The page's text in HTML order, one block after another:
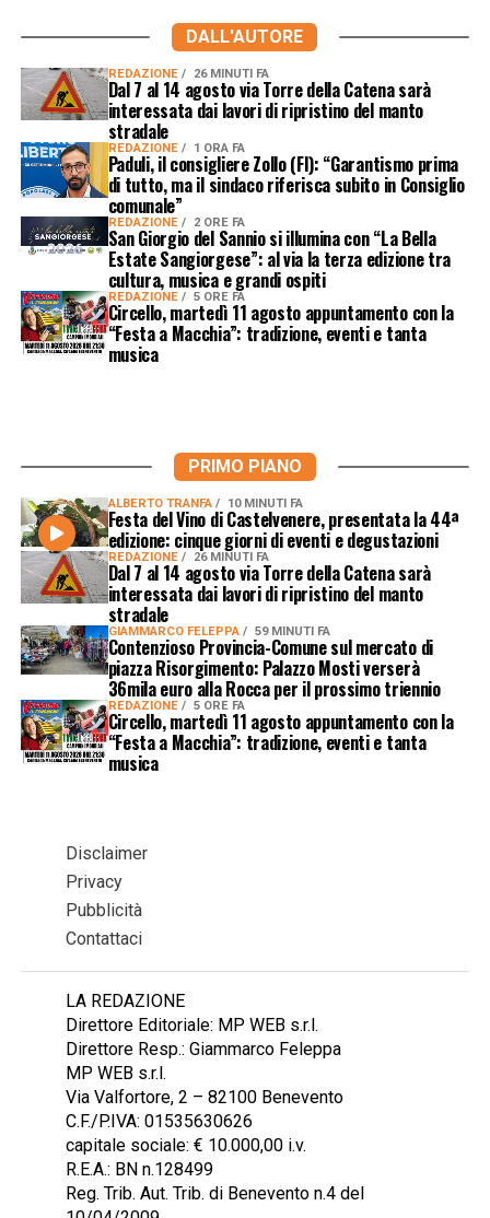
DALL'AUTORE
REDAZIONE 26 MINUTI FA
Dal 7 al 14 agosto via Torre della Catena sarà
interessata dai lavori di ripristino del manto
stradale
REDAZIONE 1 ORA FA
Paduli, il consigliere Zollo (FI): “Garantismo prima
di tutto, ma il sindaco riferisca subito in Consiglio
comunale”
REDAZIONE 2 ORE FA
San Giorgio del Sannio si illumina con “La Bella
Estate Sangiorgese”: al via la terza edizione tra
cultura, musica e grandi ospiti
REDAZIONE 5 ORE FA
Circello, martedì 11 agosto appuntamento con la
“Festa a Macchia”: tradizione, eventi e tanta
musica
PRIMO PIANO
ALBERTO TRANFA 10 MINUTI FA
Festa del Vino di Castelvenere, presentata la 44ª
edizione: cinque giorni di eventi e degustazioni
REDAZIONE 26 MINUTI FA
Dal 7 al 14 agosto via Torre della Catena sarà
interessata dai lavori di ripristino del manto
stradale
GIAMMARCO FELEPPA 59 MINUTI FA
Contenzioso Provincia-Comune sul mercato di
piazza Risorgimento: Palazzo Mosti verserà
36mila euro alla Rocca per il prossimo triennio
REDAZIONE 5 ORE FA
Circello, martedì 11 agosto appuntamento con la
“Festa a Macchia”: tradizione, eventi e tanta
musica
Disclaimer
Privacy
Pubblicità
Contattaci
LA REDAZIONE
Direttore Editoriale: MP WEB s.r.l.
Direttore Resp.: Giammarco Feleppa
MP WEB s.r.l.
Via Valfortore, 2 – 82100 Benevento
C.F./P.IVA: 01535630626
capitale sociale: € 10.000,00 i.v.
R.E.A.: BN n.128499
Reg. Trib. Aut. Trib. di Benevento n.4 del